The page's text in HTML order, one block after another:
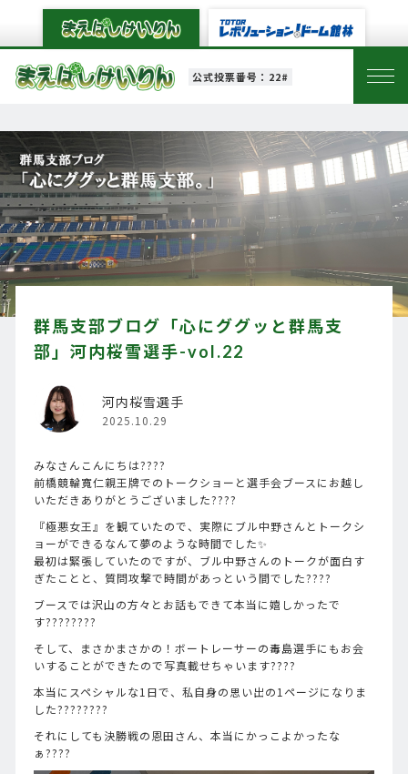
公式投票番号：22#
群馬支部ブログ「心にググッと群馬支
部」河内桜雪選手-vol.22
河内桜雪選手
2025.10.29
みなさんこんにちは????
前橋競輪寬仁親王牌でのトークショーと選手会ブースにお越し
いただきありがとうございました????
『極悪女王』を観ていたので、実際にブル中野さんとトークシ
ョーができるなんて夢のような時間でした✨
最初は緊張していたのですが、ブル中野さんのトークが面白す
ぎたことと、質問攻撃で時間があっという間でした????
ブースでは沢山の方々とお話もできて本当に嬉しかったで
す????????
そして、まさかまさかの！ボートレーサーの毒島選手にもお会
いすることができたので写真載せちゃいます????
本当にスペシャルな1日で、私自身の思い出の1ページになりま
した????????
それにしても決勝戦の恩田さん、本当にかっこよかったな
ぁ????